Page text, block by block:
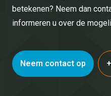
betekenen? Neem dan
informeren u over de
Neem contact op